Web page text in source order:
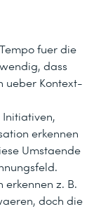
fuer die
dass
ueber Kontext-
erkennen
Umstaende
z. B.
doch die